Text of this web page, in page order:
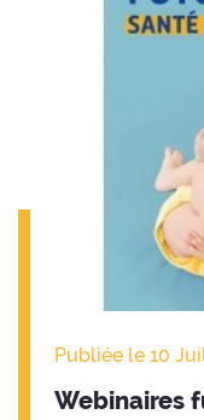
Publiée le 10
Webinaires